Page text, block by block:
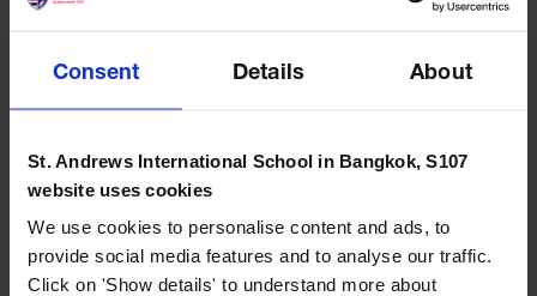
Consent Details About
St. Andrews International School in Bangkok, S107
website uses cookies
We use cookies to personalise content and ads, to
provide social media features and to analyse our traffic.
Click on 'Show details' to understand more about